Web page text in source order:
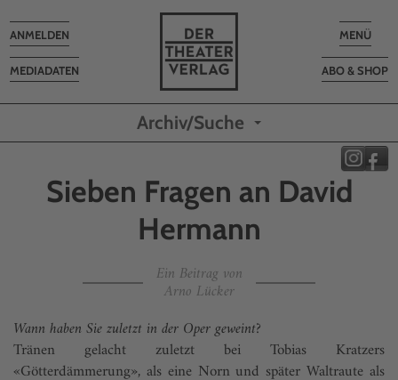
Toggle
MENÜ
ABO & SHOP
MEDIADATEN
Toggle
navigation
ANMELDEN
Archiv/Suche
Sieben Fragen an David
Hermann
Ein Beitrag von
Arno Lücker
Wann haben Sie zuletzt in der Oper geweint?
Tränen gelacht zuletzt bei Tobias Kratzers
«Götterdämmerung», als eine Norn und später Waltraute als